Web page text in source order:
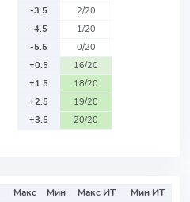
-3.5
2/20
-4.5
1/20
-5.5
0/20
+0.5
16/20
+1.5
18/20
+2.5
19/20
+3.5
20/20
Макс Мин Макс ИТ
Мин ИТ